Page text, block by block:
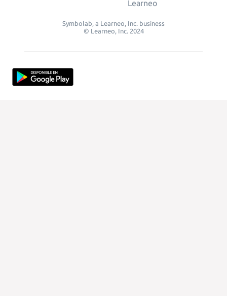
Learneo
Symbolab, a Learneo, Inc. business
© Learneo, Inc. 2024